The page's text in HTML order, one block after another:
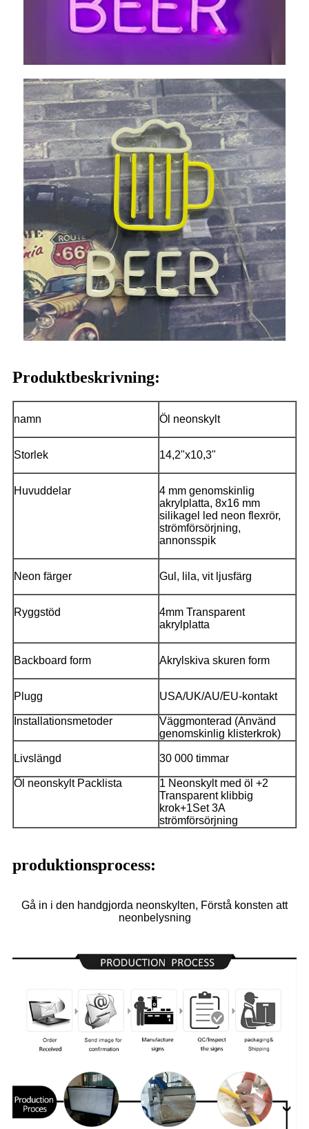
Produktbeskrivning:
namn Öl neonskylt
Storlek 14,2"x10,3"
Huvuddelar
4 mm genomskinlig
akrylplatta, 8x16 mm
silikagel led neon flexrör,
strömförsörjning,
annonsspik
Neon färger Gul, lila, vit ljusfärg
Ryggstöd
4mm Transparent
akrylplatta
Backboard form Akrylskiva skuren form
Plugg USA/UK/AU/EU-kontakt
Installationsmetoder
Väggmonterad (Använd
genomskinlig klisterkrok)
Livslängd 30 000 timmar
Öl neonskylt Packlista
1 Neonskylt med öl +2
Transparent klibbig
krok+1Set 3A
strömförsörjning
produktionsprocess:
Gå in i den handgjorda neonskylten, Förstå konsten att
neonbelysning